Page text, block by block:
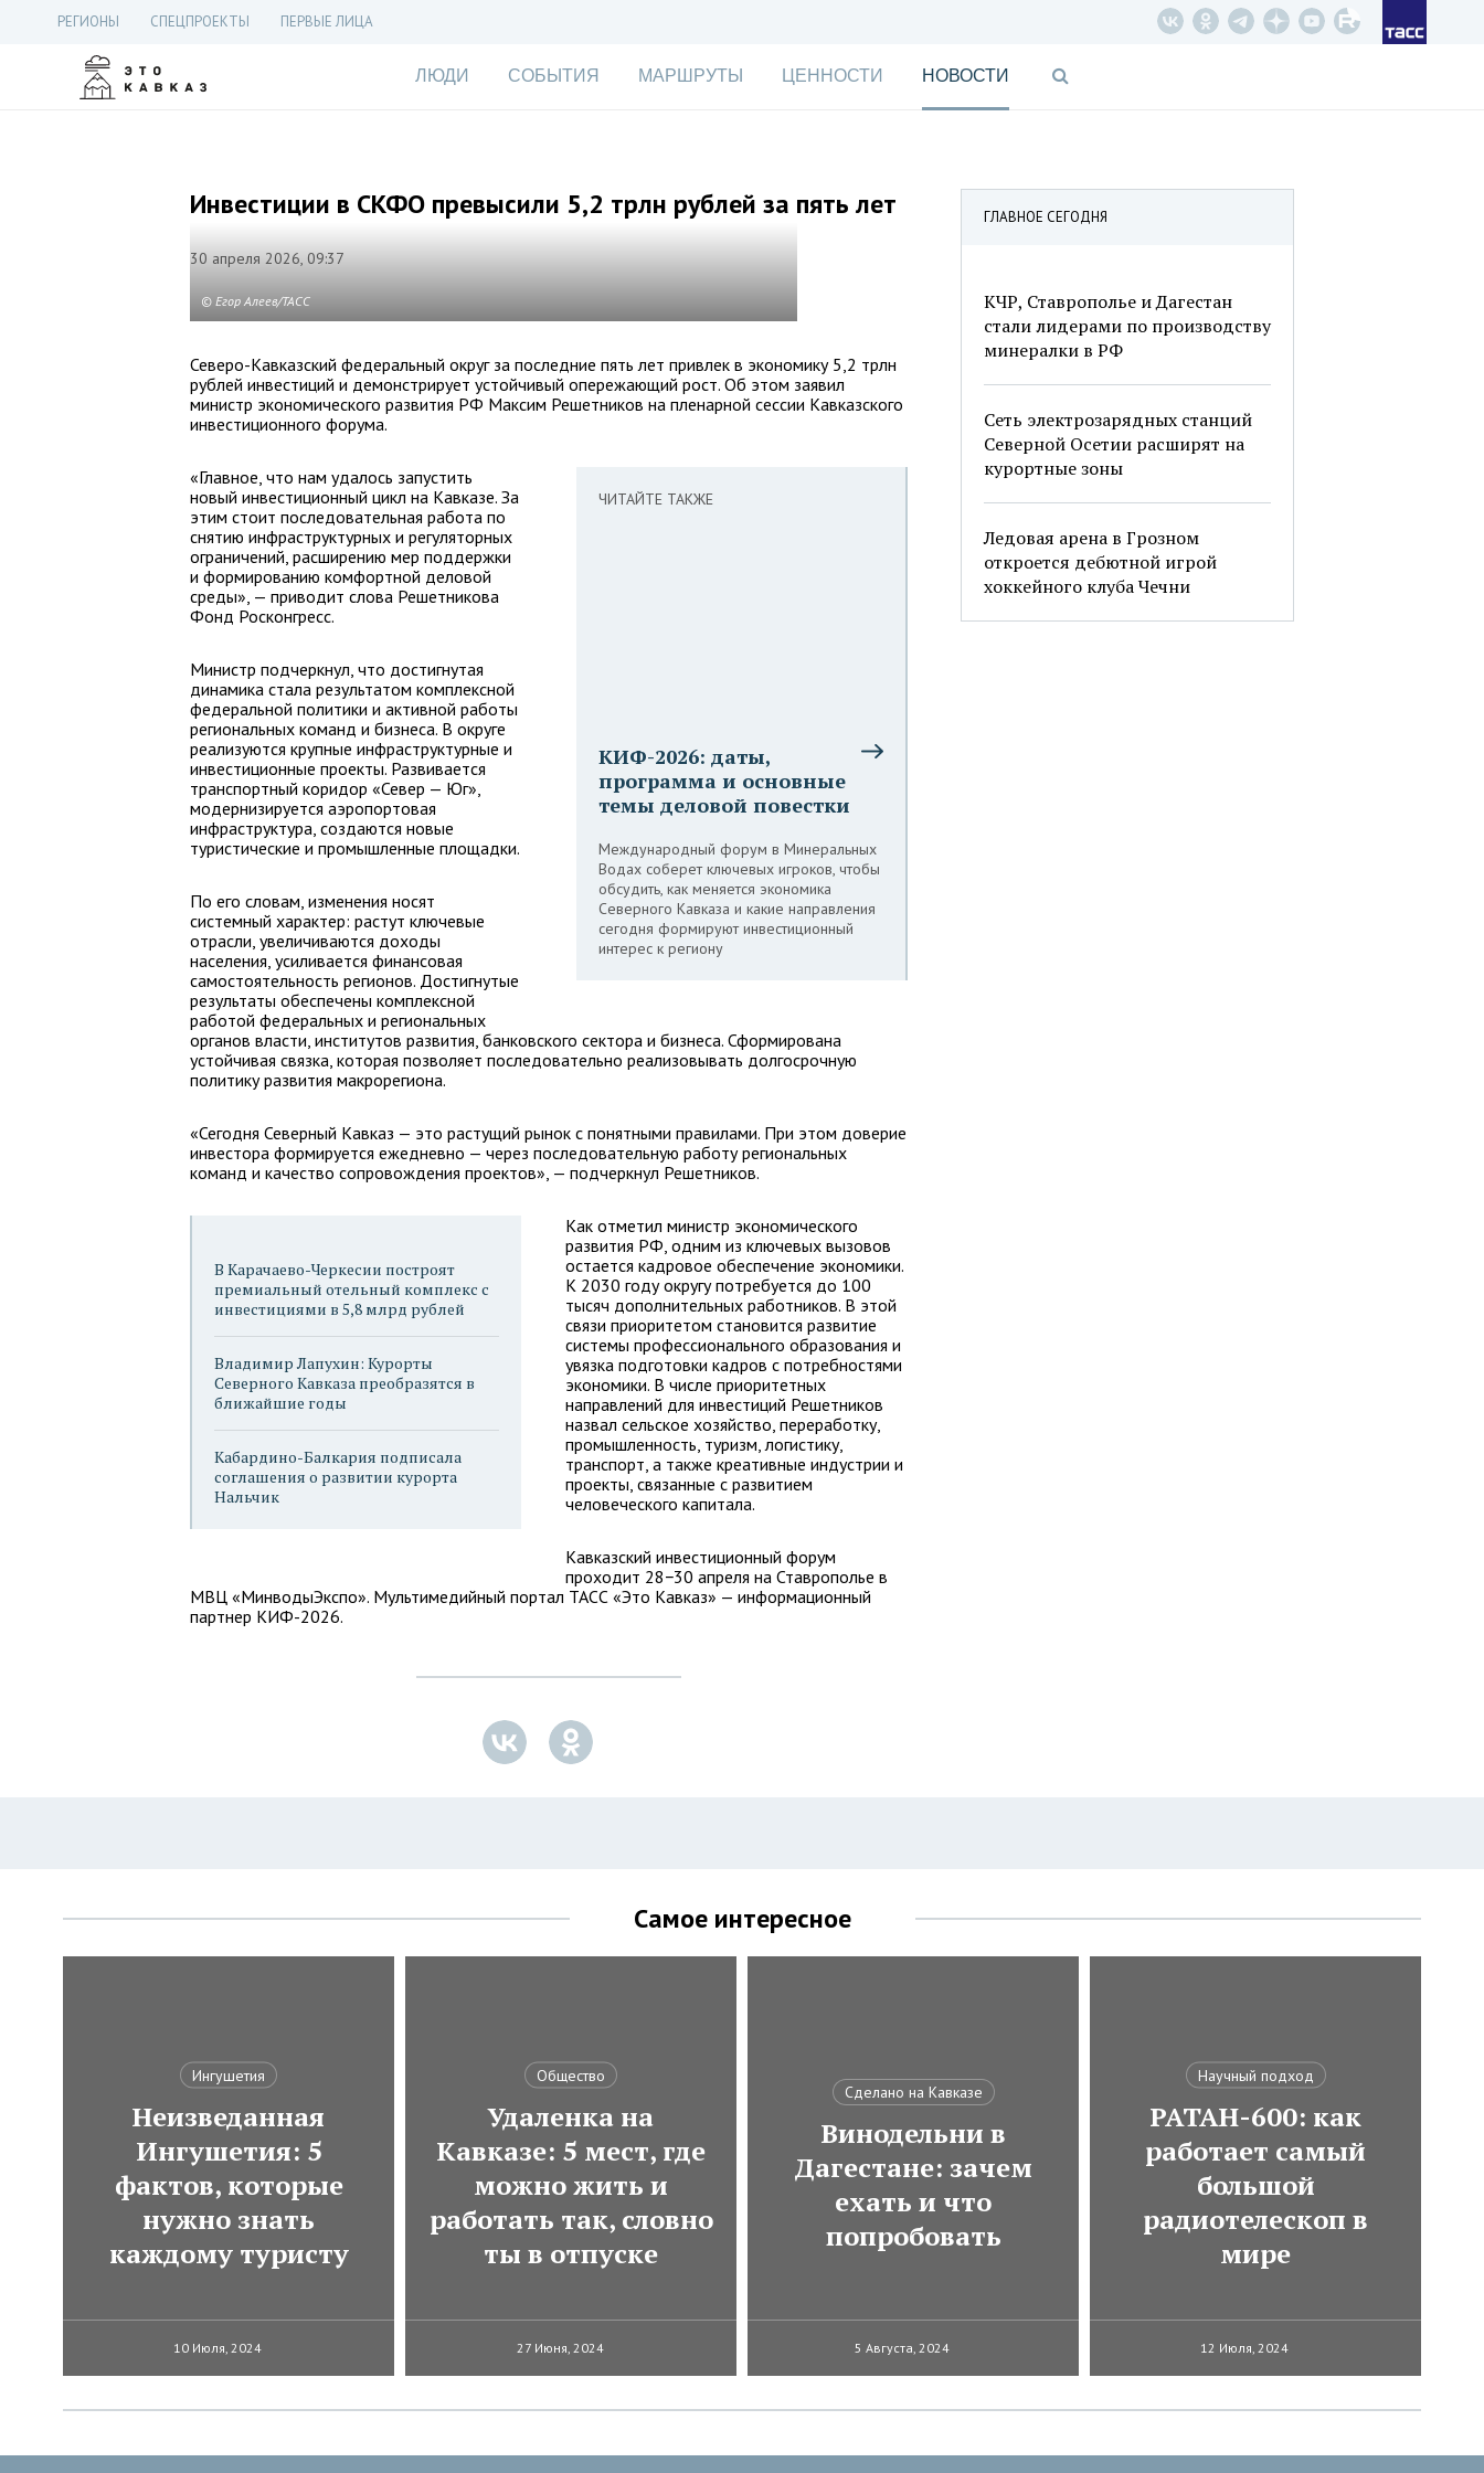
РЕГИОНЫ СПЕЦПРОЕКТЫ ПЕРВЫЕ ЛИЦА
ЛЮДИ СОБЫТИЯ МАРШРУТЫ ЦЕННОСТИ НОВОСТИ
ГЛАВНОЕ СЕГОДНЯ
КЧР, Ставрополье и Дагестан
стали лидерами по производству
минералки в РФ
Сеть электрозарядных станций
Северной Осетии расширят на
курортные зоны
Ледовая арена в Грозном
откроется дебютной игрой
хоккейного клуба Чечни
Инвестиции в СКФО превысили 5,2 трлн рублей за пять лет
30 апреля 2026, 09:37
© Егор Алеев/ТАСС
Северо-Кавказский федеральный округ за последние пять лет привлек в экономику 5,2 трлн
рублей инвестиций и демонстрирует устойчивый опережающий рост. Об этом заявил
министр экономического развития РФ Максим Решетников на пленарной сессии Кавказского
инвестиционного форума.
ЧИТАЙТЕ ТАКЖЕ
КИФ-2026: даты,
программа и основные
темы деловой повестки
Международный форум в Минеральных
Водах соберет ключевых игроков, чтобы
обсудить, как меняется экономика
Северного Кавказа и какие направления
сегодня формируют инвестиционный
интерес к региону
«Главное, что нам удалось запустить
новый инвестиционный цикл на Кавказе. За
этим стоит последовательная работа по
снятию инфраструктурных и регуляторных
ограничений, расширению мер поддержки
и формированию комфортной деловой
среды», — приводит слова Решетникова
Фонд Росконгресс.
Министр подчеркнул, что достигнутая
динамика стала результатом комплексной
федеральной политики и активной работы
региональных команд и бизнеса. В округе
реализуются крупные инфраструктурные и
инвестиционные проекты. Развивается
транспортный коридор «Север — Юг»,
модернизируется аэропортовая
инфраструктура, создаются новые
туристические и промышленные площадки.
По его словам, изменения носят
системный характер: растут ключевые
отрасли, увеличиваются доходы
населения, усиливается финансовая
самостоятельность регионов. Достигнутые
результаты обеспечены комплексной
работой федеральных и региональных
органов власти, институтов развития, банковского сектора и бизнеса. Сформирована
устойчивая связка, которая позволяет последовательно реализовывать долгосрочную
политику развития макрорегиона.
«Сегодня Северный Кавказ — это растущий рынок с понятными правилами. При этом доверие
инвестора формируется ежедневно — через последовательную работу региональных
команд и качество сопровождения проектов», — подчеркнул Решетников.
В Карачаево-Черкесии построят
премиальный отельный комплекс с
инвестициями в 5,8 млрд рублей
Владимир Лапухин: Курорты
Северного Кавказа преобразятся в
ближайшие годы
Кабардино-Балкария подписала
соглашения о развитии курорта
Нальчик
Как отметил министр экономического
развития РФ, одним из ключевых вызовов
остается кадровое обеспечение экономики.
К 2030 году округу потребуется до 100
тысяч дополнительных работников. В этой
связи приоритетом становится развитие
системы профессионального образования и
увязка подготовки кадров с потребностями
экономики. В числе приоритетных
направлений для инвестиций Решетников
назвал сельское хозяйство, переработку,
промышленность, туризм, логистику,
транспорт, а также креативные индустрии и
проекты, связанные с развитием
человеческого капитала.
Кавказский инвестиционный форум
проходит 28−30 апреля на Ставрополье в
МВЦ «МинводыЭкспо». Мультимедийный портал ТАСС «Это Кавказ» — информационный
партнер КИФ-2026.
Самое интересное
Ингушетия
Неизведанная
Ингушетия: 5
фактов, которые
нужно знать
каждому туристу
10 Июля, 2024
Общество
Удаленка на
Кавказе: 5 мест, где
можно жить и
работать так, словно
ты в отпуске
27 Июня, 2024
Сделано на Кавказе
Винодельни в
Дагестане: зачем
ехать и что
попробовать
5 Августа, 2024
Научный подход
РАТАН-600: как
работает самый
большой
радиотелескоп в
мире
12 Июля, 2024